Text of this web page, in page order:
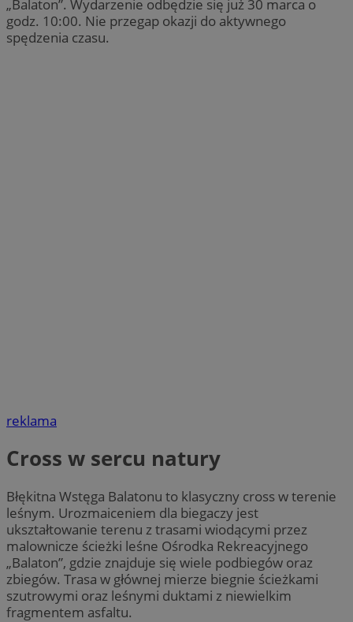
„Balaton”. Wydarzenie odbędzie się już 30 marca o
godz. 10:00. Nie przegap okazji do aktywnego
spędzenia czasu.
reklama
Cross w sercu natury
Błękitna Wstęga Balatonu to klasyczny cross w terenie
leśnym. Urozmaiceniem dla biegaczy jest
ukształtowanie terenu z trasami wiodącymi przez
malownicze ścieżki leśne Ośrodka Rekreacyjnego
„Balaton”, gdzie znajduje się wiele podbiegów oraz
zbiegów. Trasa w głównej mierze biegnie ścieżkami
szutrowymi oraz leśnymi duktami z niewielkim
fragmentem asfaltu.